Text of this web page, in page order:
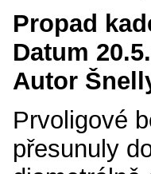
Propad
Datum
Autor
Prvoligové
přesunuly